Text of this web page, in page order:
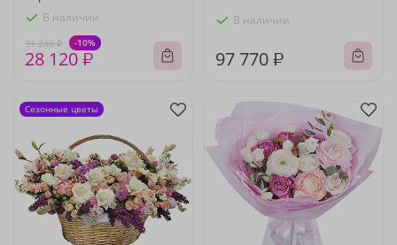
В наличии
31 240 ₽ -10%
28 120 ₽
В наличии
97 770 ₽
Сезонные цветы